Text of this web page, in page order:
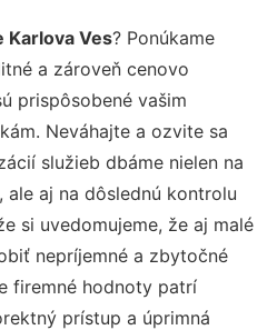
Karlova Ves? Ponúkame
a zároveň cenovo
prispôsobené vašim
Neváhajte a ozvite sa
služieb dbáme nielen na
aj na dôslednú kontrolu
si uvedomujeme, že aj malé
nepríjemné a zbytočné
firemné hodnoty patrí
prístup a úprimná